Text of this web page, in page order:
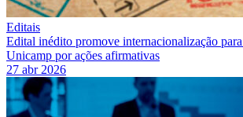
Editais
Edital inédito promove internacionalização para
Unicamp por ações afirmativas
27 abr 2026